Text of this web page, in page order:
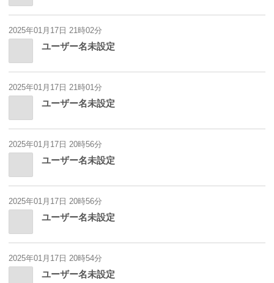
2025年01月17日 21時02分
ユーザー名未設定
2025年01月17日 21時01分
ユーザー名未設定
2025年01月17日 20時56分
ユーザー名未設定
2025年01月17日 20時56分
ユーザー名未設定
2025年01月17日 20時54分
ユーザー名未設定